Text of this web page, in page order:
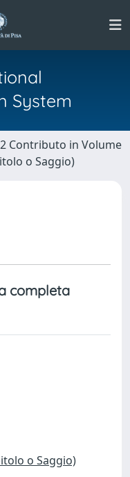
System
2 Contributo in Volume
o Saggio)
completa
o Saggio)